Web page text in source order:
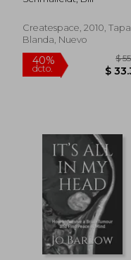
Createspace, 2010, Tapa
Blanda, Nuevo